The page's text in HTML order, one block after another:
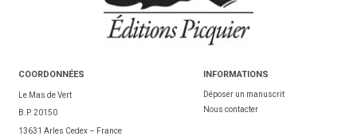
COORDONNÉES
Le Mas de Vert
B.P. 20150
13631 Arles Cedex – France
INFORMATIONS
Déposer un manuscrit
Nous contacter